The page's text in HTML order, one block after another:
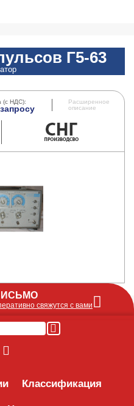
Г5-63
(с НДС):
Расширенное
описание
Классификация
свяжутся с вами
или запрос по
mail и оперативно ответим!